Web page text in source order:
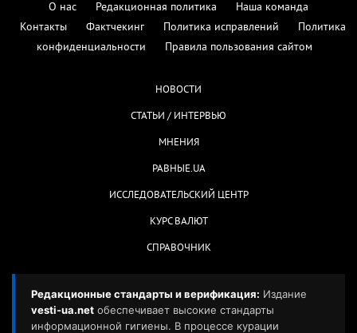
О нас Редакционная политика
Наша команда
Контакты
Фактчекинг Политика исправлений
Политика
конфиденциальности
Правила пользования сайтом
НОВОСТИ
СТАТЬИ / ИНТЕРВЬЮ
МНЕНИЯ
РАВНЫЕ.UA
ИССЛЕДОВАТЕЛЬСКИЙ ЦЕНТР
КУРС ВАЛЮТ
СПРАВОЧНИК
Редакционные стандарты и верификация: Издание
vesti-ua.net обеспечивает высокие стандарты
информационной гигиены. В процессе курации